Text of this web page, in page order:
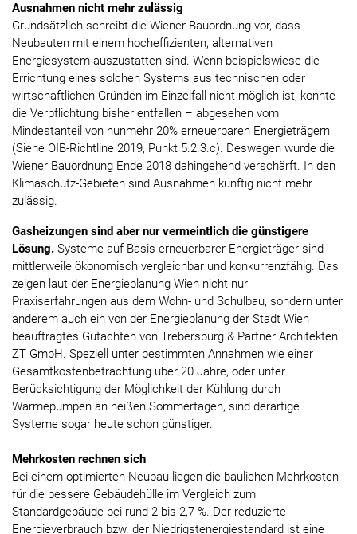
Ausnahmen nicht mehr zulässig
Grundsätzlich schreibt die Wiener Bauordnung vor, dass
Neubauten mit einem hocheffizienten, alternativen
Energiesystem auszustatten sind. Wenn beispielswiese die
Errichtung eines solchen Systems aus technischen oder
wirtschaftlichen Gründen im Einzelfall nicht möglich ist, konnte
die Verpflichtung bisher entfallen – abgesehen vom
Mindestanteil von nunmehr 20% erneuerbaren Energieträgern
(Siehe OIB-Richtline 2019, Punkt 5.2.3.c). Deswegen wurde die
Wiener Bauordnung Ende 2018 dahingehend verschärft. In den
Klimaschutz-Gebieten sind Ausnahmen künftig nicht mehr
zulässig.
Gasheizungen sind aber nur vermeintlich die günstigere
Lösung. Systeme auf Basis erneuerbarer Energieträger sind
mittlerweile ökonomisch vergleichbar und konkurrenzfähig. Das
zeigen laut der Energieplanung Wien nicht nur
Praxiserfahrungen aus dem Wohn- und Schulbau, sondern unter
anderem auch ein von der Energieplanung der Stadt Wien
beauftragtes Gutachten von Treberspurg & Partner Architekten
ZT GmbH. Speziell unter bestimmten Annahmen wie einer
Gesamtkostenbetrachtung über 20 Jahre, oder unter
Berücksichtigung der Möglichkeit der Kühlung durch
Wärmepumpen an heißen Sommertagen, sind derartige
Systeme sogar heute schon günstiger.
Mehrkosten rechnen sich
Bei einem optimierten Neubau liegen die baulichen Mehrkosten
für die bessere Gebäudehülle im Vergleich zum
Standardgebäude bei rund 2 bis 2,7 %. Der reduzierte
Energieverbrauch bzw. der Niedrigstenergiestandard ist eine